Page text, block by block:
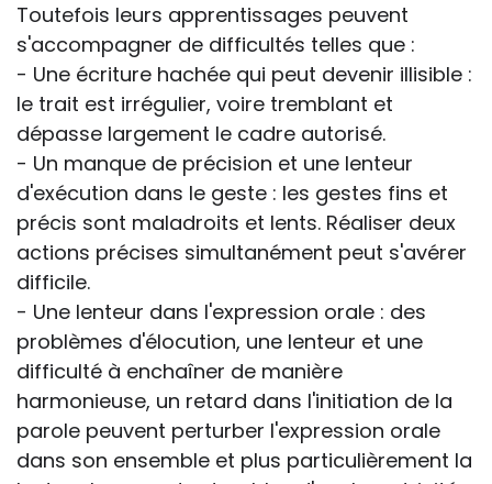
Toutefois leurs apprentissages peuvent
s'accompagner de difficultés telles que :
- Une écriture hachée qui peut devenir illisible :
le trait est irrégulier, voire tremblant et
dépasse largement le cadre autorisé.
- Un manque de précision et une lenteur
d'exécution dans le geste : les gestes fins et
précis sont maladroits et lents. Réaliser deux
actions précises simultanément peut s'avérer
difficile.
- Une lenteur dans l'expression orale : des
problèmes d'élocution, une lenteur et une
difficulté à enchaîner de manière
harmonieuse, un retard dans l'initiation de la
parole peuvent perturber l'expression orale
dans son ensemble et plus particulièrement la